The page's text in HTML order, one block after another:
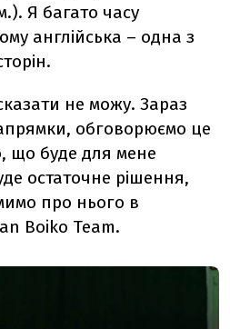
Я багато часу
англійська – одна з
не можу. Зараз
обговорюємо це
що буде для мене
остаточне рішення,
про нього в
Boiko Team.